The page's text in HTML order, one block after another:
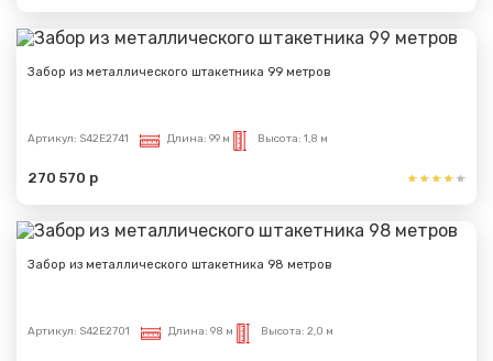
Забор из металлического штакетника 99 метров
Артикул: S42E2741 Длина: 99 м Высота: 1,8 м
270 570 р
Забор из металлического штакетника 98 метров
Артикул: S42E2701 Длина: 98 м Высота: 2,0 м